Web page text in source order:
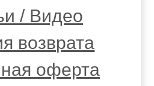
/ Видео
возврата
оферта